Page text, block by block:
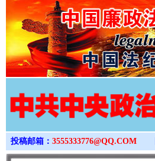
投稿邮箱： 3555333776@QQ.COM